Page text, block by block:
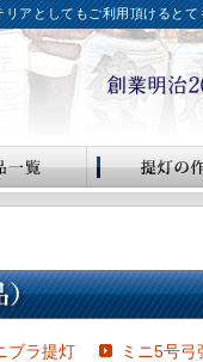
アとしてもご利用頂けると
ブラ提灯 ミニ5号弓